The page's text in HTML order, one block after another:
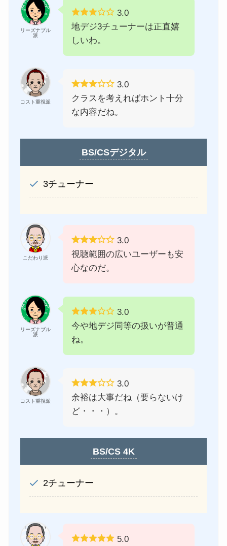
リーズナブル
派
3.0
地デジ3チューナーは正直嬉
しいわ。
コスト重視派
3.0
クラスを考えればホント十分
な内容だね。
BS/CSデジタル
3チューナー
こだわり派
3.0
視聴範囲の広いユーザーも安
心なのだ。
リーズナブル
派
3.0
今や地デジ同等の扱いが普通
ね。
コスト重視派
3.0
余裕は大事だね（要らないけ
ど・・・）。
BS/CS 4K
2チューナー
5.0